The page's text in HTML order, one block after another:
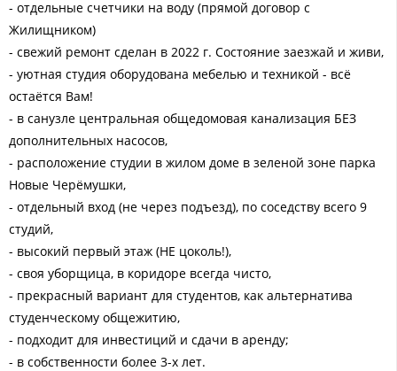
- отдельные счетчики на воду (прямой договор с
Жилищником)
- свежий ремонт сделан в 2022 г. Состояние заезжай и живи,
- уютная студия оборудована мебелью и техникой - всё
остаётся Вам!
- в санузле центральная общедомовая канализация БЕЗ
дополнительных насосов,
- расположение студии в жилом доме в зеленой зоне парка
Новые Черёмушки,
- отдельный вход (не через подъезд), по соседству всего 9
студий,
- высокий первый этаж (НЕ цоколь!),
- своя уборщица, в коридоре всегда чисто,
- прекрасный вариант для студентов, как альтернатива
студенческому общежитию,
- подходит для инвестиций и сдачи в аренду;
- в собственности более 3-х лет.